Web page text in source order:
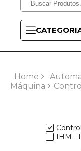
Home
Máquina
IHM -